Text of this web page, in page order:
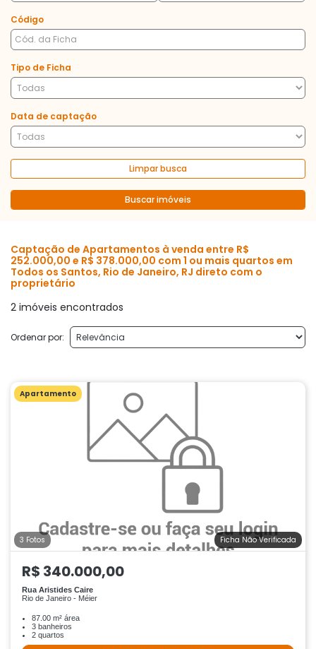
Código
Tipo de Ficha
Data de captação
Limpar busca
Buscar imóveis
Captação de Apartamentos à venda entre R$
252.000,00 e R$ 378.000,00 com 1 ou mais quartos em
Todos os Santos, Rio de Janeiro, RJ direto com o
proprietário
2 imóveis encontrados
Ordenar por:
Apartamento
3 Fotos Ficha Não Verificada
R$ 340.000,00
Rua Aristides Caire
Rio de Janeiro - Méier
87.00 m² área
3 banheiros
2 quartos